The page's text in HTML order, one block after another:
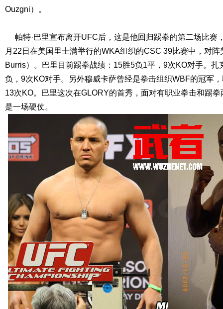
Ouzgni）。
帕特·巴里宣布离开UFC后，这是他回归踢拳的第二场比赛
月22日在美国里士满举行的WKA组织的CSC 39比赛中，对阵
Burris）。巴里目前踢拳战绩：15胜5负1平，9次KO对手。扎
负，9次KO对手。另外穆威卡萨曾经是拳击组织WBF的冠军
13次KO。巴里这次在GLORY的首秀，面对有职业拳击和踢
是一场硬仗。